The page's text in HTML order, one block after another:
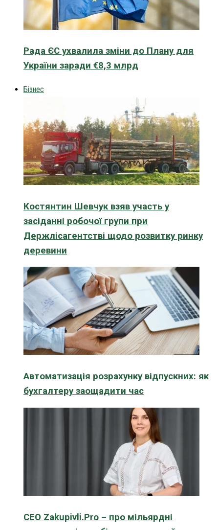
Рада ЄС ухвалила зміни до Плану для
України заради €8,3 млрд
Бізнес
Костянтин Шевчук взяв участь у
засіданні робочої групи при
Держлісагентстві щодо розвитку ринку
деревини
Автоматизація розрахунку відпускних: як
бухгалтеру заощадити час
CEO Zakupivli.Pro – про мільярдні